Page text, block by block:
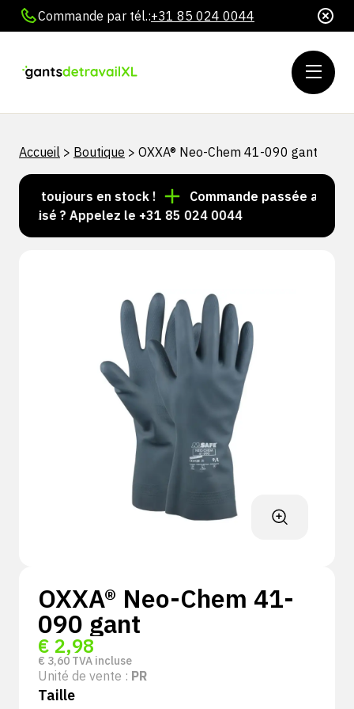
Commande par tél.:+31 85 024 0044
Accueil > Boutique > OXXA® Neo-Chem 41-090 gant
toujours en stock !
Commande passée avant 15
? Appelez le +31 85 024 0044
OXXA® Neo-Chem 41-
090 gant
€ 2,98
€ 3,60 TVA incluse
Unité de vente : PR
Taille